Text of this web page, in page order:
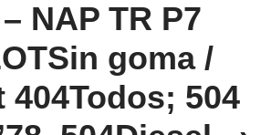
NAP TR P7
goma /
404Todos; 504